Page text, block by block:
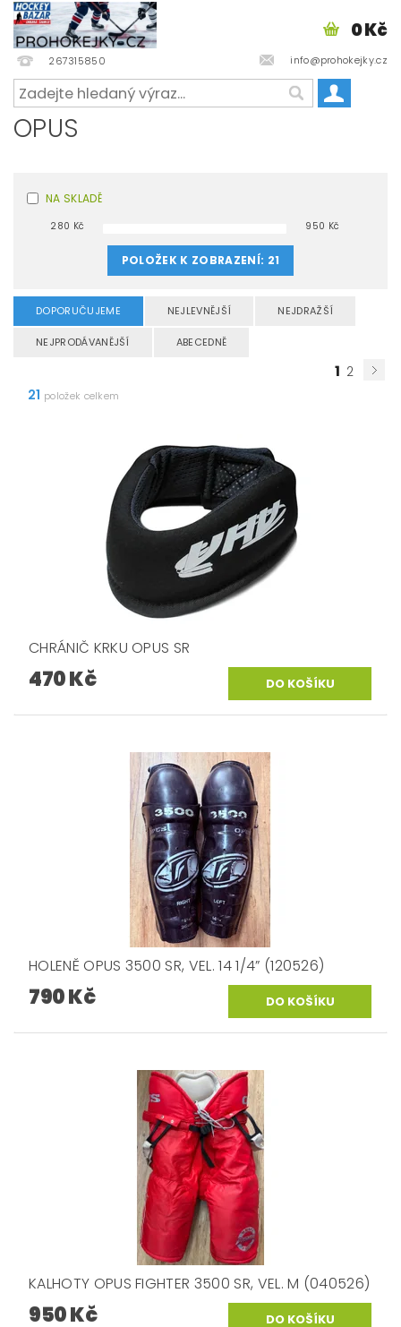
267315850 info@prohokejky.cz
0 Kč
OPUS
NA SKLADĚ
280 Kč 950 Kč
POLOŽEK K ZOBRAZENÍ: 21
DOPORUČUJEME NEJLEVNĚJŠÍ NEJDRAŽŠÍ
NEJPRODÁVANĚJŠÍ ABECEDNĚ
1 2
21 položek celkem
CHRÁNIČ KRKU OPUS SR
470 Kč
HOLENĚ OPUS 3500 SR, VEL. 14 1/4” (120526)
790 Kč
KALHOTY OPUS FIGHTER 3500 SR, VEL. M (040526)
950 Kč